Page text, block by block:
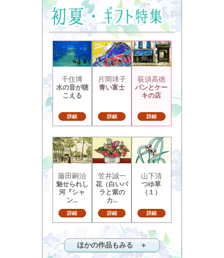
千住博
水の音が聴
こえる
詳細
片岡球子
青い富士
詳細
荻須高徳
パンとケー
キの店
詳細
藤田嗣治
魅せられし
河『シャ
ン...
詳細
笠井誠一
花（白いバ
ラと紫の
カ...
詳細
山下清
つゆ草
（１）
詳細
ほかの作品もみる ＋